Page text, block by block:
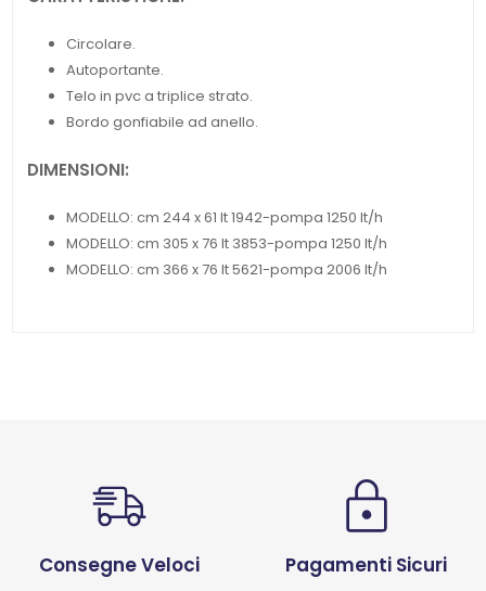
Circolare.
Autoportante.
Telo in pvc a triplice strato.
Bordo gonfiabile ad anello.
DIMENSIONI:
MODELLO: cm 244 x 61 lt 1942-pompa 1250 lt/h
MODELLO: cm 305 x 76 lt 3853-pompa 1250 lt/h
MODELLO: cm 366 x 76 lt 5621-pompa 2006 lt/h
Consegne Veloci Pagamenti Sicuri